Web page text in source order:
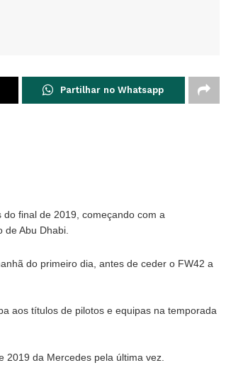
Partilhar no Whatsapp
final de 2019, começando com a
de Abu Dhabi.
do primeiro dia, antes de ceder o FW42 a
aos títulos de pilotos e equipas na temporada
2019 da Mercedes pela última vez.